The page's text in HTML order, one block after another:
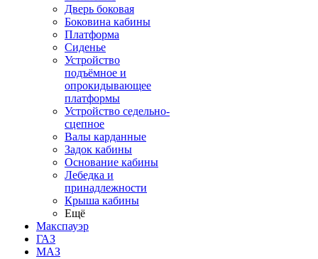
Дверь боковая
Боковина кабины
Платформа
Сиденье
Устройство
подъёмное и
опрокидывающее
платформы
Устройство седельно-
сцепное
Валы карданные
Задок кабины
Основание кабины
Лебедка и
принадлежности
Крыша кабины
Ещё
Макспауэр
ГАЗ
МАЗ